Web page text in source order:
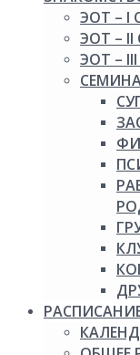
ЭОТ – I
ЭОТ – II
ЭОТ –